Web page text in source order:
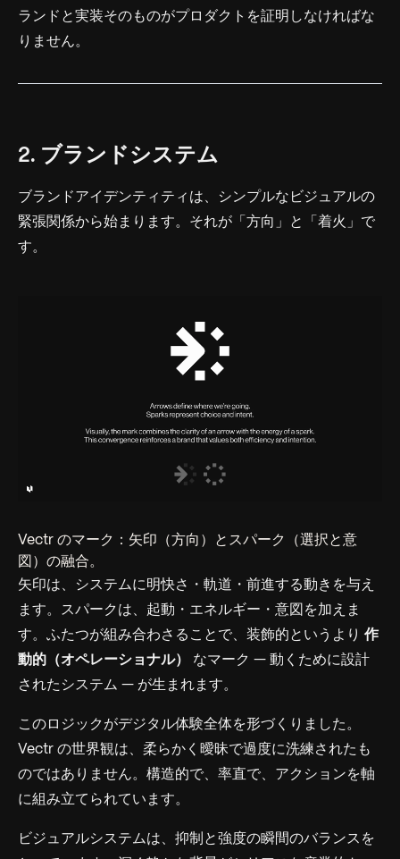
ランドと実装そのものがプロダクトを証明しなければな
りません。
2. ブランドシステム
ブランドアイデンティティは、シンプルなビジュアルの
緊張関係から始まります。それが「方向」と「着火」で
す。
Vectr のマーク：矢印（方向）とスパーク（選択と意
図）の融合。
矢印は、システムに明快さ・軌道・前進する動きを与え
ます。スパークは、起動・エネルギー・意図を加えま
す。ふたつが組み合わさることで、装飾的というより 作
動的（オペレーショナル）
なマーク — 動くために設計
されたシステム — が生まれます。
このロジックがデジタル体験全体を形づくりました。
Vectr の世界観は、柔らかく曖昧で過度に洗練されたも
のではありません。構造的で、率直で、アクションを軸
に組み立てられています。
ビジュアルシステムは、抑制と強度の瞬間のバランスを